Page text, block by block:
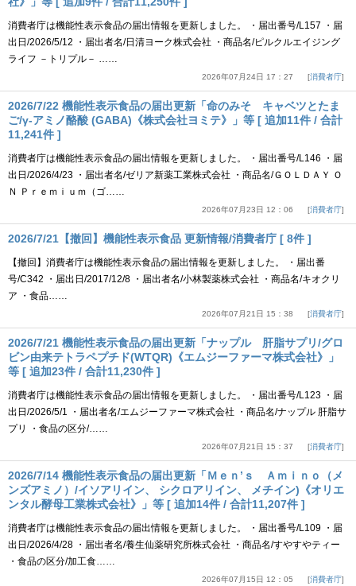
消費者庁は機能性表示食品の届出情報を更新しました。 ・届出番号/L157 ・届
出日/2026/5/12 ・届出者名/日清ヨーク株式会社 ・商品名/ピルクルエイジング
ライフ －トリプル－ ……
2026年07月24日 17：27 消費者庁
2026/7/22 機能性表示食品の届出更新「命のみそ キャベツとたま
ご/γ-アミノ酪酸 (GABA)《株式会社ヨミテ》」等 [ 追加11件 / 合計
11,241件 ]
消費者庁は機能性表示食品の届出情報を更新しました。 ・届出番号/L146 ・届
出日/2026/4/23 ・届出者名/ゼリア新薬工業株式会社 ・商品名/ＧＯＬＤＡＹ Ｏ
Ｎ Ｐｒｅｍｉｕｍ（ゴ……
2026年07月23日 12：06 消費者庁
2026/7/21【撤回】機能性表示食品 更新情報/消費者庁 [ 8件 ]
【撤回】消費者庁は機能性表示食品の届出情報を更新しました。 ・届出番
号/C342 ・届出日/2017/12/8 ・届出者名/小林製薬株式会社 ・商品名/キオクリ
ア ・食品……
2026年07月21日 15：38 消費者庁
2026/7/21 機能性表示食品の届出更新「ナップル 肝脂サプリ/グロ
ビン由来テトラペプチド(WTQR)《エムジーファーマ株式会社》」
等 [ 追加23件 / 合計11,230件 ]
消費者庁は機能性表示食品の届出情報を更新しました。 ・届出番号/L123 ・届
出日/2026/5/1 ・届出者名/エムジーファーマ株式会社 ・商品名/ナップル 肝脂サ
プリ ・食品の区分/……
2026年07月21日 15：37 消費者庁
2026/7/14 機能性表示食品の届出更新「Ｍｅｎ’ｓ Ａｍｉｎｏ（メ
ンズアミノ）/イソアリイン、 シクロアリイン、 メチイン)《オリエ
ンタル酵母工業株式会社》」等 [ 追加14件 / 合計11,207件 ]
消費者庁は機能性表示食品の届出情報を更新しました。 ・届出番号/L109 ・届
出日/2026/4/28 ・届出者名/養生仙薬研究所株式会社 ・商品名/すやすやティー
・食品の区分/加工食……
2026年07月15日 12：05 消費者庁